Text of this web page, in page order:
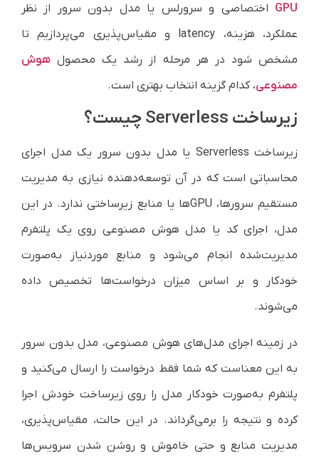
GPU اختصاصی و سرورلس یا مدل بدون سرور از نظر
عملکرد، هزینه، latency و مقیاس‌پذیری می‌پردازیم تا
مشخص شود در هر مرحله از رشد یک محصول هوش
مصنوعی، کدام گزینه انتخاب بهتری است.
زیرساخت Serverless چیست؟
زیرساخت Serverless یا مدل بدون سرور یک مدل اجرای
محاسباتی است که در آن توسعه‌دهنده نیازی به مدیریت
مستقیم سرورها، GPUها یا منابع زیرساختی ندارد. در این
مدل، اجرای کد یا مدل هوش مصنوعی روی یک پلتفرم
مدیریت‌شده انجام می‌شود و منابع موردنیاز به‌صورت
خودکار و بر اساس میزان درخواست‌ها تخصیص داده
می‌شوند.
در زمینه اجرای مدل‌های هوش مصنوعی، مدل بدون سرور
به این معناست که شما فقط درخواست را ارسال می‌کنید و
پلتفرم به‌صورت خودکار مدل را روی زیرساخت خودش اجرا
کرده و نتیجه را برمی‌گرداند. در این حالت، مقیاس‌پذیری،
مدیریت منابع و حتی خاموش و روشن شدن سرویس‌ها